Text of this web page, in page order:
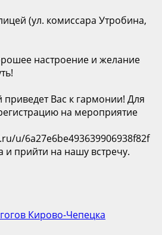
(ул. комиссара Утробина,
настроение и желание
приведет Вас к гармонии! Для
на мероприятие
u/6a27e6be493639906938f82f
и прийти на нашу встречу.
Кирово-Чепецка